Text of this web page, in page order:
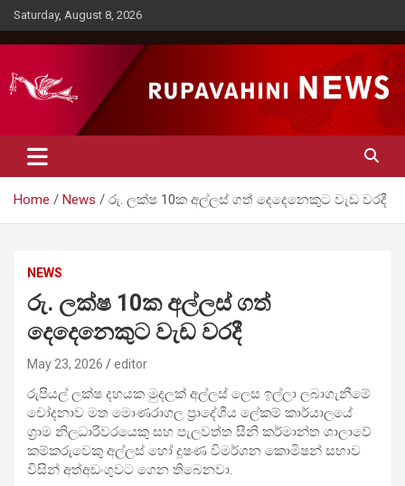
Skip
to
content
Saturday, August 8, 2026
Rupavahini News
Home News රු. ලක්ෂ 10ක අල්ලස් ගත් දෙදෙනෙකුට වැඩ වරදී
NEWS
රු. ලක්ෂ 10ක අල්ලස් ගත්
දෙදෙනෙකුට වැඩ වරදී
May 23, 2026 editor
රුපියල් ලක්ෂ දහයක මුදලක් අල්ලස් ලෙස ඉල්ලා ලබාගැනීමේ
චෝදනාව මත මොණරාගල ප්‍රාදේශීය ලේකම් කාර්යාලයේ
ග්‍රාම නිලධාරීවරයෙකු සහ පැලවත්ත සීනි කර්මාන්ත ශාලාවේ
කම්කරුවෙකු අල්ලස් හෝ දූෂණ විමර්ශන කොමිෂන් සභාව
විසින් අත්අඩංගුවට ගෙන තිබෙනවා.